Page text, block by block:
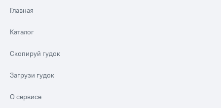
Главная
Каталог
Скопируй гудок
Загрузи гудок
О сервисе